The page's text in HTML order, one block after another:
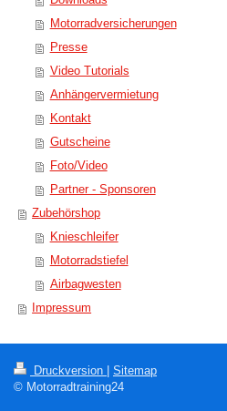
Motorradversicherungen
Presse
Video Tutorials
Anhängervermietung
Kontakt
Gutscheine
Foto/Video
Partner - Sponsoren
Zubehörshop
Knieschleifer
Motorradstiefel
Airbagwesten
Impressum
Druckversion | Sitemap
© Motorradtraining24